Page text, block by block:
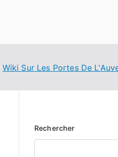
Wiki Sur Les Portes De
Rechercher